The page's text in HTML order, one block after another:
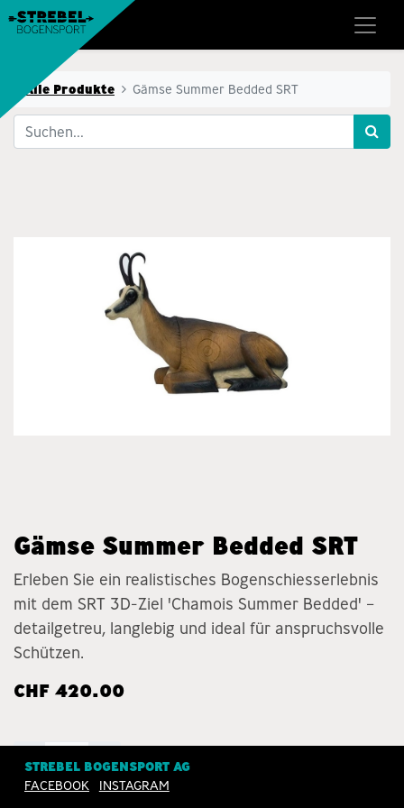
Alle Produkte Gämse Summer Bedded SRT
Gämse Summer Bedded SRT
Erleben Sie ein realistisches Bogenschiesserlebnis
mit dem SRT 3D-Ziel 'Chamois Summer Bedded' –
detailgetreu, langlebig und ideal für anspruchsvolle
Schützen.
CHF 420.00
STREBEL BOGENSPORT AG
FACEBOOK
INSTAGRAM